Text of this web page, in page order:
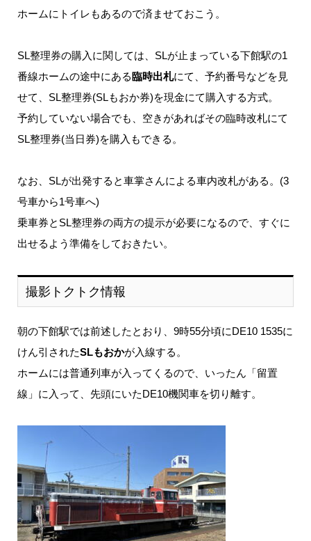
ホームにトイレもあるので済ませておこう。
SL整理券の購入に関しては、SLが止まっている下館駅の1
番線ホームの途中にある臨時出札にて、予約番号などを見
せて、SL整理券(SLもおか券)を現金にて購入する方式。
予約していない場合でも、空きがあればその臨時改札にて
SL整理券(当日券)を購入もできる。
なお、SLが出発すると車掌さんによる車内改札がある。(3
号車から1号車へ)
乗車券とSL整理券の両方の提示が必要になるので、すぐに
出せるよう準備をしておきたい。
撮影トクトク情報
朝の下館駅では前述したとおり、9時55分頃にDE10 1535に
けん引されたSLもおかが入線する。
ホームには普通列車が入ってくるので、いったん「留置
線」に入って、先頭にいたDE10機関車を切り離す。